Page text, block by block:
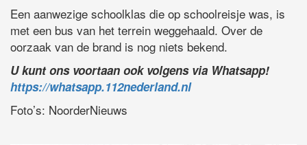
Een aanwezige schoolklas die op schoolreisje was, is
met een bus van het terrein weggehaald. Over de
oorzaak van de brand is nog niets bekend.
U kunt ons voortaan ook volgens via Whatsapp!
https://whatsapp.112nederland.nl
Foto’s: NoorderNieuws